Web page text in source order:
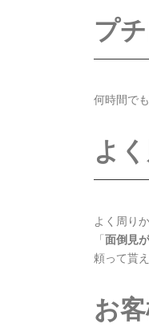
プ
何時間で
よ
よく周り
「面倒見
頼って貰
お